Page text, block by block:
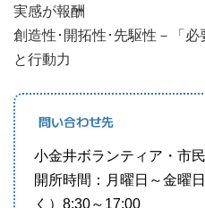
実感が報酬
創造性･開拓性･先駆性－「
と行動力
問い合わせ先
小金井ボランティア・市
開所時間：月曜日～金曜
く）8:30～17:00